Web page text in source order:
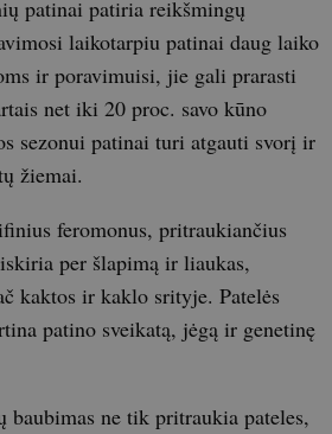
patinai patiria reikšmingų
laikotarpiu patinai daug laiko
ir poravimuisi, jie gali prarasti
net iki 20 proc. savo kūno
sezonui patinai turi atgauti svorį ir
žiemai.
feromonus, pritraukiančius
per šlapimą ir liaukas,
kaktos ir kaklo srityje. Patelės
patino sveikatą, jėgą ir genetinę
baubimas ne tik pritraukia pateles,